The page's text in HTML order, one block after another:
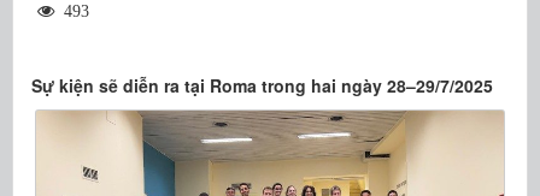
493
Sự kiện sẽ diễn ra tại Roma trong hai ngày 28–29/7/2025